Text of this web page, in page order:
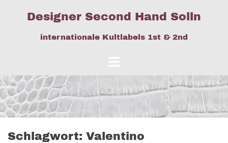
Designer Second Hand Solln
internationale Kultlabels 1st & 2nd
Schlagwort: Valentino